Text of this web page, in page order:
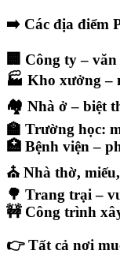
➡️ Các địa điểm
🏢 Công ty –
🏭 Kho xưởng –
🏘️ Nhà ở – biệt
🏫 Trường học:
🏥 Bệnh viện –
⛪ Nhà thờ,
🌳 Trang trại –
🚧 Công trình
👉 Tất cả nơi